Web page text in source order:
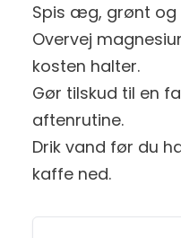
Spis æg, grønt og
Overvej
kosten halter.
Gør tilskud til en
aftenrutine.
Drik vand før du
kaffe ned.